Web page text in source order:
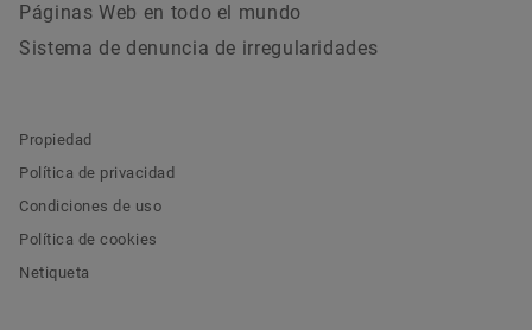
Páginas Web en todo el mundo
Sistema de denuncia de irregularidades
Propiedad
Política de privacidad
Condiciones de uso
Política de cookies
Netiqueta